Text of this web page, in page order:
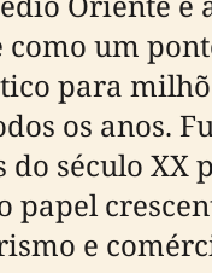
como um
para
os anos.
do século XX
papel
e